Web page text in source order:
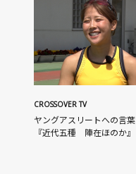
CROSSOVER TV
ヤングアスリートへの言葉
『近代五種 陣在ほのか』